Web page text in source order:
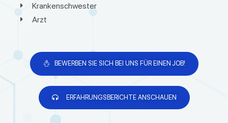
Krankenschwester
Arzt
BEWERBEN SIE SICH BEI UNS FÜR EINEN JOB!
ERFAHRUNGSBERICHTE ANSCHAUEN